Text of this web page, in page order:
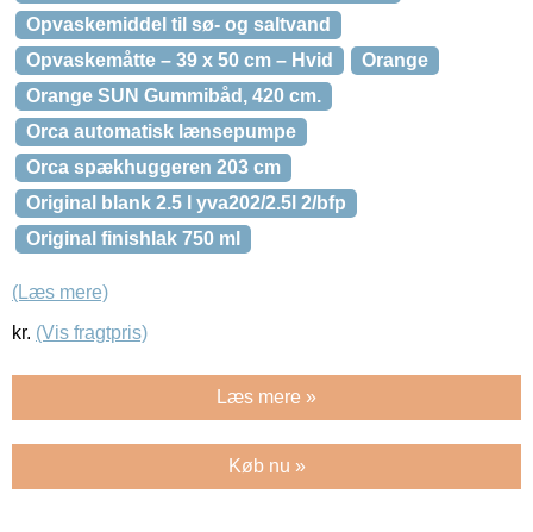
Opvaskemiddel til sø- og saltvand
Opvaskemåtte – 39 x 50 cm – Hvid
Orange
Orange SUN Gummibåd, 420 cm.
Orca automatisk lænsepumpe
Orca spækhuggeren 203 cm
Original blank 2.5 l yva202/2.5l 2/bfp
Original finishlak 750 ml
(Læs mere)
kr. (Vis fragtpris)
Læs mere »
Køb nu »